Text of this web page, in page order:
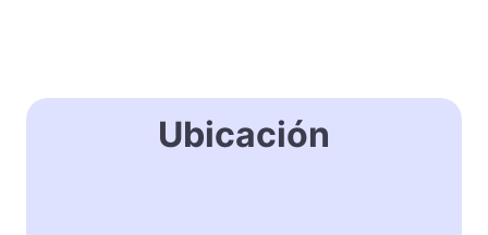
Ubicación